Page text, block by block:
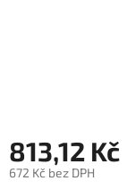
813,12 Kč
672 Kč bez DPH